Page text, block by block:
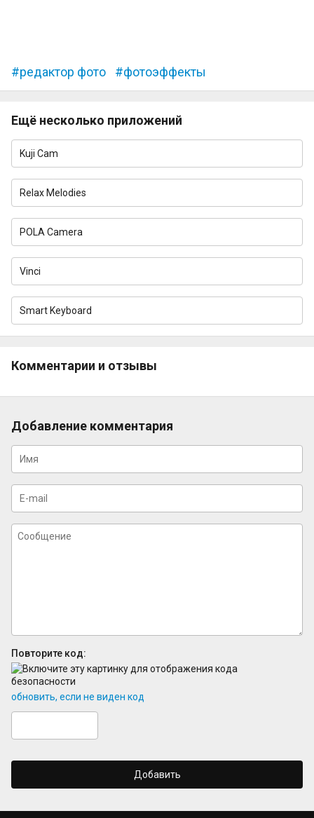
редактор фото фотоэффекты
Ещё несколько приложений
Kuji Cam
Relax Melodies
POLA Camera
Vinci
Smart Keyboard
Комментарии и отзывы
Добавление комментария
Повторите код:
обновить, если не виден код
Добавить